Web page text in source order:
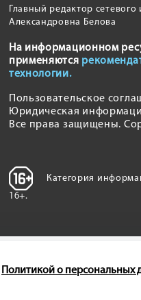
Главный редактор сетевого
Александровна Белова
На информационном
применяются
технологии.
Пользовательское
Юридическая
Все права защищены.
Категория
16+.
Политикой о персональных